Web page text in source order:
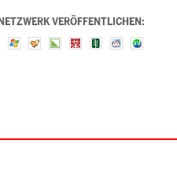
VERÖFFENTLICHEN: